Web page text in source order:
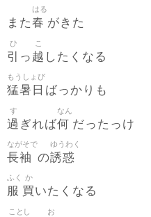
また春
はる
がきた
引
ひ
っ 越
こ
したくなる
猛暑日
もうしょび
ばっかりも
過
す
ぎれば何
なん
だったっけ
長袖
ながそで
の誘惑
ゆうわく
服
ふく
買
か
いたくなる
ことし お